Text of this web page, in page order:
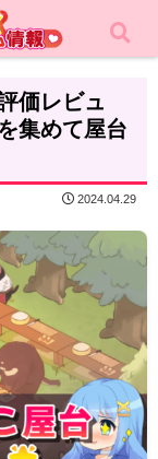
ョン
価レビュ
集めて屋台
2024.04.29